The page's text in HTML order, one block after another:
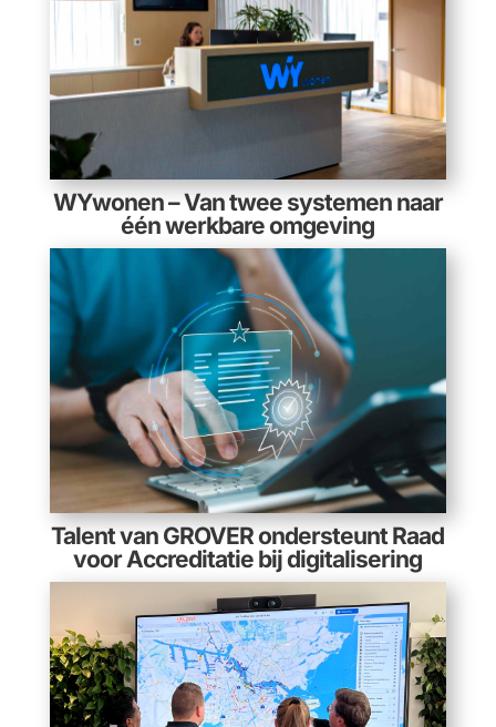
WYwonen – Van twee systemen naar
één werkbare omgeving
Talent van GROVER ondersteunt Raad
voor Accreditatie bij digitalisering